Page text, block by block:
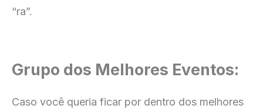
“ra”.
Grupo dos Melhores Eventos:
Caso você queria ficar por dentro dos melhores